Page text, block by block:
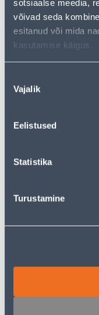
sotsiaalse meedia,
võivad seda
esitanud või mida
kasutamise käigus.
valik
Vajalik
Eelistused
Statistika
Turustamine
KAMPAANIA
LÜLITI SÜV 1-NE
VALGE PINDP
3